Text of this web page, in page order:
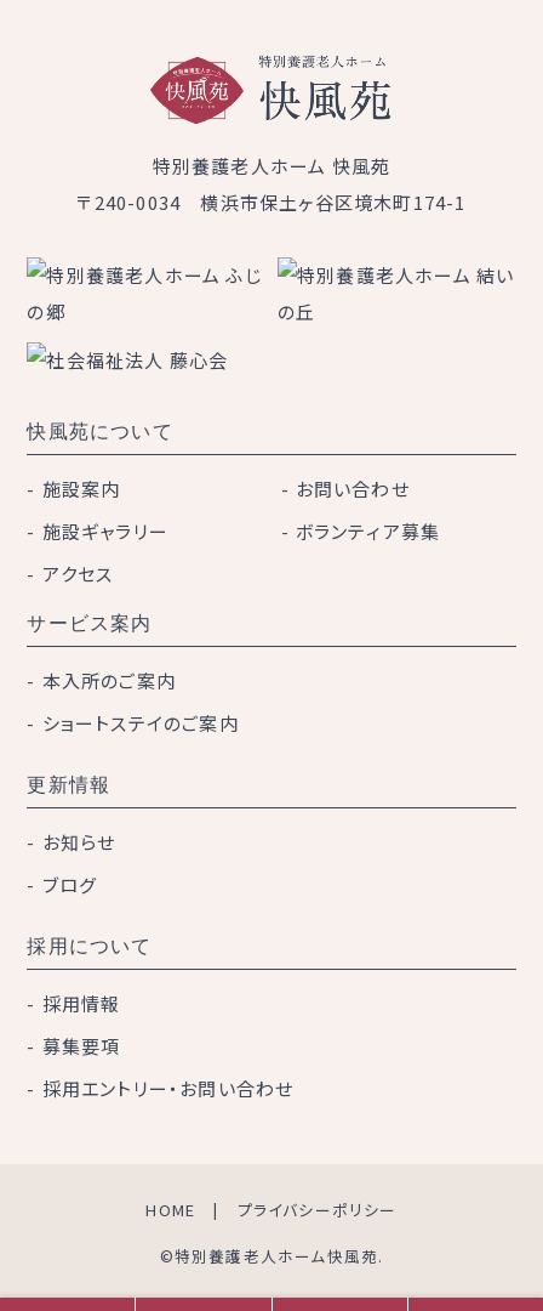
特別養護老人ホーム 快風苑
〒240-0034 横浜市保土ヶ谷区境木町174-1
快風苑について
施設案内
施設ギャラリー
アクセス
お問い合わせ
ボランティア募集
サービス案内
本入所のご案内
ショートステイのご案内
更新情報
お知らせ
ブログ
採用について
採用情報
募集要項
採用エントリー・お問い合わせ
HOME
プライバシーポリシー
©特別養護老人ホーム快風苑.